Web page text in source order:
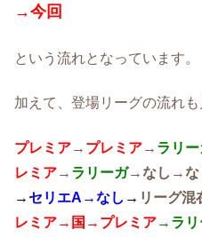
→今回
という流れとなっています。
加えて、登場リーグの流れも
プレミア→ プレミア→ ラリ
レミア→ ラリーガ→なし→な
→ セリエA→なし → リーグ混
レミア→国→プレミア→ラリ